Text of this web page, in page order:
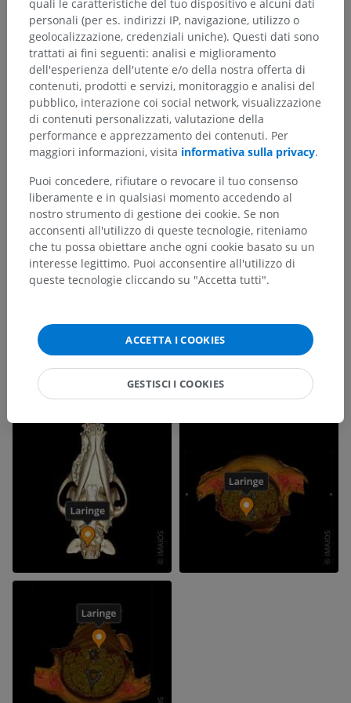
quali le caratteristiche del tuo dispositivo e alcuni dati
personali (per es. indirizzi IP, navigazione, utilizzo o
geolocalizzazione, credenziali uniche). Questi dati sono
trattati ai fini seguenti: analisi e miglioramento
dell'esperienza dell'utente e/o della nostra offerta di
contenuti, prodotti e servizi, monitoraggio e analisi del
pubblico, interazione coi social network, visualizzazione
di contenuti personalizzati, valutazione della
performance e apprezzamento dei contenuti. Per
maggiori informazioni, visita informativa sulla privacy.
Puoi concedere, rifiutare o revocare il tuo consenso
liberamente e in qualsiasi momento accedendo al
nostro strumento di gestione dei cookie. Se non
acconsenti all'utilizzo di queste tecnologie, riteniamo
che tu possa obiettare anche ogni cookie basato su un
interesse legittimo. Puoi acconsentire all'utilizzo di
queste tecnologie cliccando su "Accetta tutti".
ACCETTA I COOKIES
GESTISCI I COOKIES